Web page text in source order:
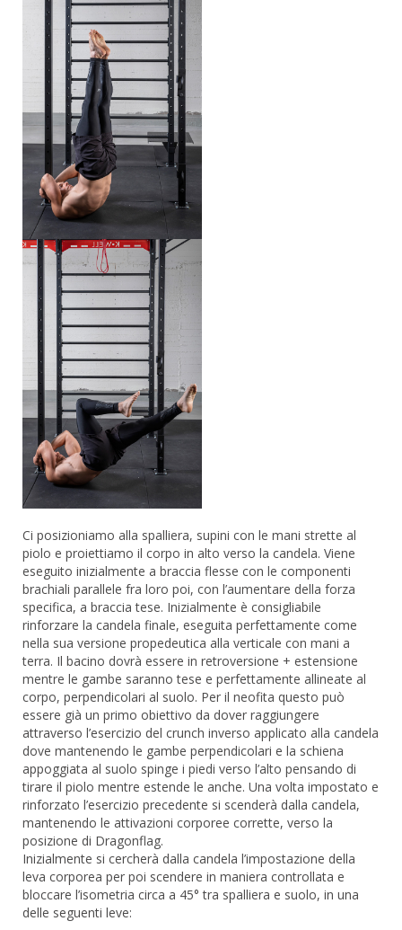
Ci posizioniamo alla spalliera, supini con le mani strette al
piolo e proiettiamo il corpo in alto verso la candela. Viene
eseguito inizialmente a braccia flesse con le componenti
brachiali parallele fra loro poi, con l’aumentare della forza
specifica, a braccia tese. Inizialmente è consigliabile
rinforzare la candela finale, eseguita perfettamente come
nella sua versione propedeutica alla verticale con mani a
terra. Il bacino dovrà essere in retroversione + estensione
mentre le gambe saranno tese e perfettamente allineate al
corpo, perpendicolari al suolo. Per il neofita questo può
essere già un primo obiettivo da dover raggiungere
attraverso l’esercizio del crunch inverso applicato alla candela
dove mantenendo le gambe perpendicolari e la schiena
appoggiata al suolo spinge i piedi verso l’alto pensando di
tirare il piolo mentre estende le anche. Una volta impostato e
rinforzato l’esercizio precedente si scenderà dalla candela,
mantenendo le attivazioni corporee corrette, verso la
posizione di Dragonflag.
Inizialmente si cercherà dalla candela l’impostazione della
leva corporea per poi scendere in maniera controllata e
bloccare l’isometria circa a 45° tra spalliera e suolo, in una
delle seguenti leve: